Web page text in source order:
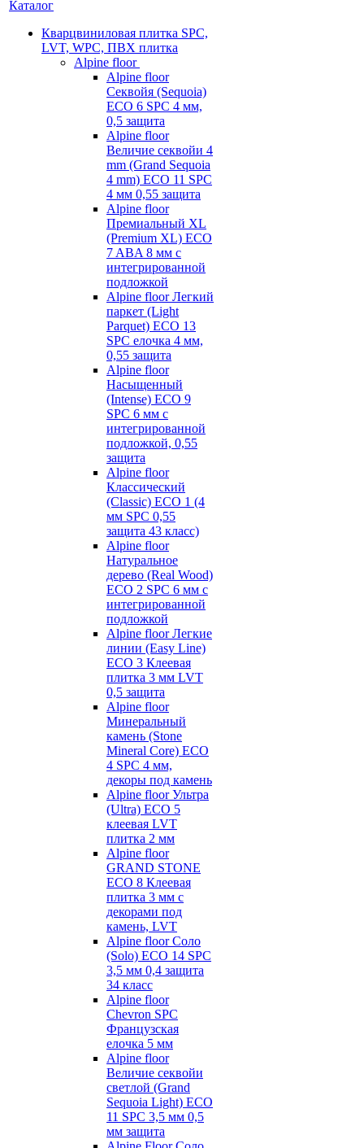
Каталог
Кварцвиниловая плитка SPC,
LVT, WPC, ПВХ плитка
Alpine floor
Alpine floor
Секвойя (Sequoia)
ECO 6 SPC 4 мм,
0,5 защита
Alpine floor
Величие секвойи 4
mm (Grand Sequoia
4 mm) ECO 11 SPC
4 мм 0,55 защита
Alpine floor
Премиальный XL
(Premium XL) ECO
7 ABA 8 мм с
интегрированной
подложкой
Alpine floor Легкий
паркет (Light
Parquet) ECO 13
SPC елочка 4 мм,
0,55 защита
Alpine floor
Насыщенный
(Intense) ECO 9
SPC 6 мм с
интегрированной
подложкой, 0,55
защита
Alpine floor
Классический
(Classic) ECO 1 (4
мм SPC 0,55
защита 43 класс)
Alpine floor
Натуральное
дерево (Real Wood)
ECO 2 SPC 6 мм с
интегрированной
подложкой
Alpine floor Легкие
линии (Easy Line)
ECO 3 Клеевая
плитка 3 мм LVT
0,5 защита
Alpine floor
Минеральный
камень (Stone
Mineral Core) ECO
4 SPC 4 мм,
декоры под камень
Alpine floor Ультра
(Ultra) ECO 5
клеевая LVT
плитка 2 мм
Alpine floor
GRAND STONE
ECO 8 Клеевая
плитка 3 мм с
декорами под
камень, LVT
Alpine floor Соло
(Solo) ECO 14 SPC
3,5 мм 0,4 защита
34 класс
Alpine floor
Chevron SPC
Французская
елочка 5 мм
Alpine floor
Величие секвойи
светлой (Grand
Sequoia Light) ECO
11 SPC 3,5 мм 0,5
мм защита